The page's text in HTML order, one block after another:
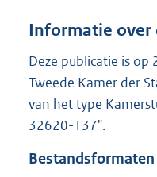
Informatie over
Deze publicatie is
Tweede Kamer der
van het type
32620-137".
Bestandsformaten